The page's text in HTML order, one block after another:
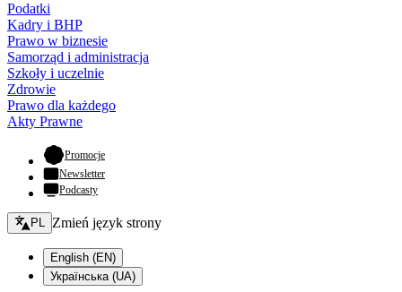
Podatki
Kadry i BHP
Prawo w biznesie
Samorząd i administracja
Szkoły i uczelnie
Zdrowie
Prawo dla każdego
Akty Prawne
Promocje- otwiera się w nowej karcie
Newsletter
Podcasty
Zmień język - bieżący:
PL Zmień język strony
English (EN)
Українська (UA)